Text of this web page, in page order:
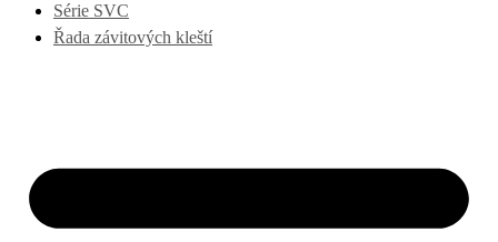
Série SVC
Řada závitových kleští